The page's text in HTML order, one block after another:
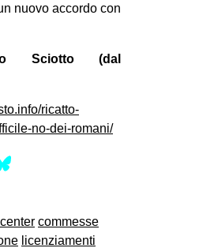
nuovo accordo con
Sciotto (dal
ricatto-
no-dei-romani/
commesse
licenziamenti